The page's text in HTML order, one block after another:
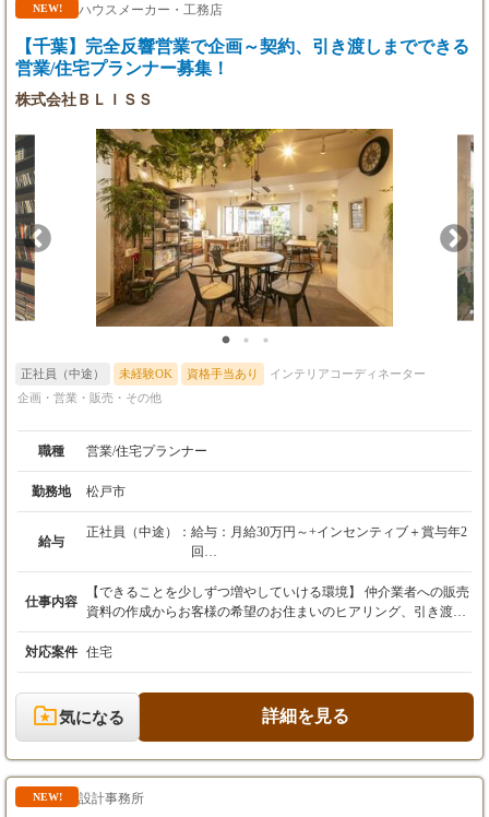
NEW! ハウスメーカー・工務店
【千葉】完全反響営業で企画～契約、引き渡しまでできる
営業/住宅プランナー募集！
株式会社ＢＬＩＳＳ
正社員（中途） 未経験OK 資格手当あり
インテリアコーディネーター
企画・営業・販売・その他
職種 営業/住宅プランナー
勤務地 松戸市
給与
正社員（中途）： 給与：月給30万円～+インセンティブ＋賞与年2
回
※上記月給には固定残業代（25時間分／5万円
～）を含みます
※25時間の超過分は別途支給します
※経験・スキルを考慮の上、優遇致します。
ありません。
《モデル年収例》
450万円／25歳／入社3年目
仕事内容
【できることを少しずつ増やしていける環境】 仲介業者への販売
資料の作成からお客様の希望のお住まいのヒアリング、引き渡し
まで、セミオーダー式だから、提案しやすい！ 【業務の流れ】 ■
販売資料の作成（企画や仕様の取り決めがあります） ■間取りヒ
アリング（お絵描きレベルでOK） ■インテリアコーディネート ■
プレゼン ■契約（銀行の決裁への立ち合いもあります） ■仕様の
決定 営業5割、インテリアコーディネーター5割くらいのイメージ
です！ 具体的には・・・ 【理想をヒアリング】 お客様から玄関
叶えるため社内で積極的に相談OKです！ 【お客様は紹介か
ら！】 仲介業者さんからのご紹介やHPから問合せたお客様とや
対応案件 住宅
気になる 詳細を見る
NEW! 設計事務所